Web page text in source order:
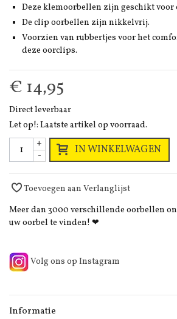
Deze klemoorbellen zijn geschikt voor
De clip oorbellen zijn nikkelvrij.
Voorzien van rubbertjes voor het
deze oorclips.
€ 14,95
Direct leverbaar
Let op!: Laatste artikel op voorraad.
-
+ IN WINKELWAGEN
Toevoegen aan Verlanglijst
Meer dan 3000 verschillende oorbellen
uw oorbel te vinden! ❤
Volg ons op Instagram
Informatie